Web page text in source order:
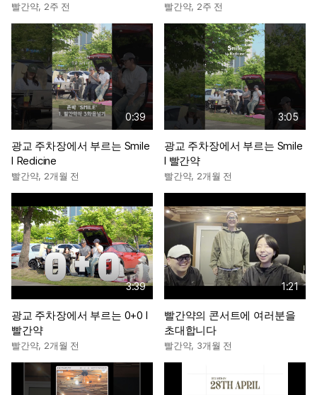
빨간약, 2주 전 빨간약, 2주 전
0:39
광교 주차장에서 부르는 Smile
l Redicine
빨간약, 2개월 전
3:05
광교 주차장에서 부르는 Smile
l 빨간약
빨간약, 2개월 전
3:39
광교 주차장에서 부르는 0+0 l
빨간약
빨간약, 2개월 전
1:21
빨간약의 콘서트에 여러분을
초대합니다
빨간약, 3개월 전